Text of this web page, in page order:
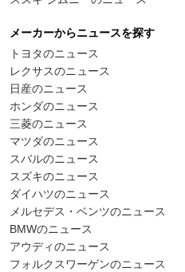
メーカーからニュースを探す
トヨタのニュース
レクサスのニュース
日産のニュース
ホンダのニュース
三菱のニュース
マツダのニュース
スバルのニュース
スズキのニュース
ダイハツのニュース
メルセデス・ベンツのニュース
BMWのニュース
アウディのニュース
フォルクスワーゲンのニュース